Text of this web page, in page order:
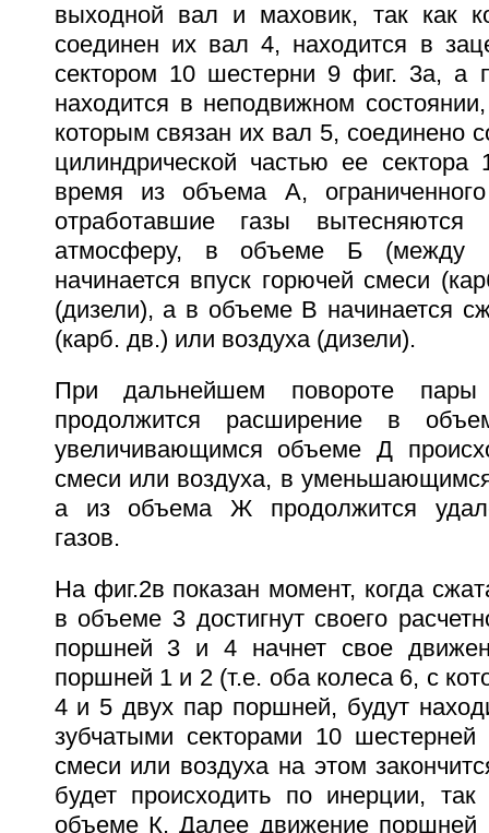
выходной вал и маховик, так как
соединен их вал 4, находится в
сектором 10 шестерни 9 фиг. 3а, а
находится в неподвижном
которым связан их вал 5, соединено
цилиндрической частью ее
время из объема А,
отработавшие газы
атмосферу, в объеме Б
начинается впуск горючей смеси
(дизели), а в объеме В начинается
(карб. дв.) или воздуха (дизели).
При дальнейшем повороте
продолжится расширение в
увеличивающимся объеме Д
смеси или воздуха, в
а из объема Ж продолжится
газов.
На фиг.2в показан момент, когда
в объеме 3 достигнут своего
поршней 3 и 4 начнет свое
поршней 1 и 2 (т.е. оба колеса 6, с
4 и 5 двух пар поршней, будут
зубчатыми секторами 10
смеси или воздуха на этом
будет происходить по инерции,
объеме К. Далее движение поршней